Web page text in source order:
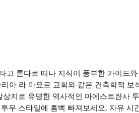
고 론다로 떠나 지식이 풍부한 가이드
아 라 마요르 교회와 같은 건축학적
지로 유명한 역사적인 마에스트란사
우 스타일에 흠뻑 빠져보세요. 자유 시